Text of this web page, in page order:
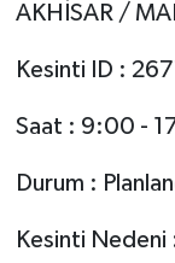
AKHİSAR /
Kesinti ID :
Saat : 9:00 -
Durum :
Kesinti Nedeni